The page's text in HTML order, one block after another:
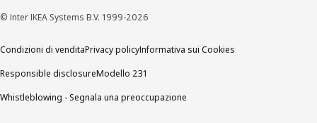
© Inter IKEA Systems B.V. 1999-2026
Condizioni di venditaPrivacy policyInformativa sui Cookies
Responsible disclosureModello 231
Whistleblowing - Segnala una preoccupazione